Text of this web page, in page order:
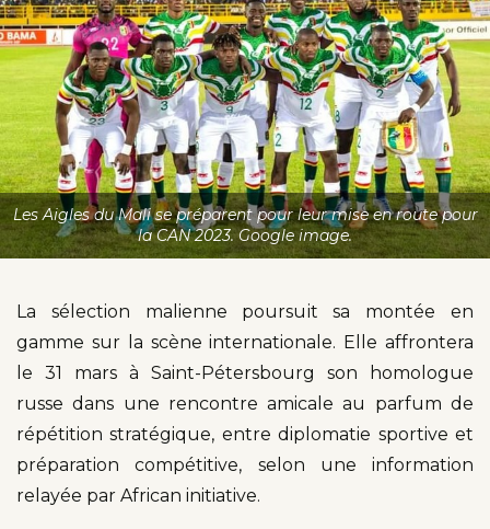
Les Aigles du Mali se préparent pour leur mise en route pour
la CAN 2023. Google image.
La sélection malienne poursuit sa montée en
gamme sur la scène internationale. Elle affrontera
le 31 mars à Saint-Pétersbourg son homologue
russe dans une rencontre amicale au parfum de
répétition stratégique, entre diplomatie sportive et
préparation compétitive, selon une information
relayée par African initiative.